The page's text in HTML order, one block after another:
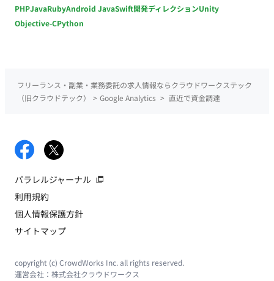
PHPJavaRubyAndroid JavaSwift開発ディレクションUnity
Objective-CPython
フリーランス・副業・業務委託の求人情報ならクラウドワークステック
（旧クラウドテック）
> Google Analytics > 直近で資金調達
パラレルジャーナル
利用規約
個人情報保護方針
サイトマップ
copyright (c) CrowdWorks Inc. all rights reserved.
運営会社： 株式会社クラウドワークス